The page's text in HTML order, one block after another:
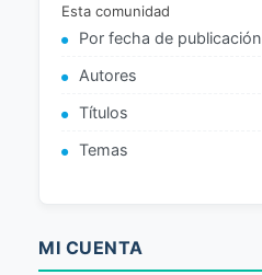
Esta comunidad
Por fecha de publicación
Autores
Títulos
Temas
MI CUENTA